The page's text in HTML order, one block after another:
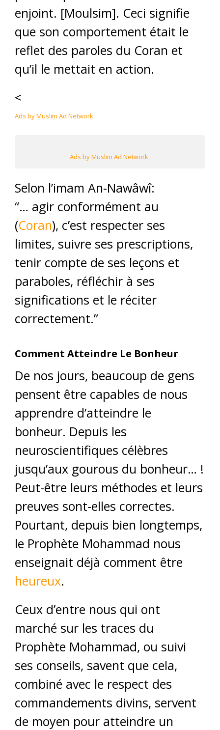
enjoint. [Moulsim]. Ceci signifie
que son comportement était le
reflet des paroles du Coran et
qu’il le mettait en action.
<
Ads by Muslim Ad Network
Ads by Muslim Ad Network
Selon l’imam An-Nawâwî:
“… agir conformément au
(Coran), c’est respecter ses
limites, suivre ses prescriptions,
tenir compte de ses leçons et
paraboles, réfléchir à ses
significations et le réciter
correctement.”
Comment Atteindre Le Bonheur
De nos jours, beaucoup de gens
pensent être capables de nous
apprendre d’atteindre le
bonheur. Depuis les
neuroscientifiques célèbres
jusqu’aux gourous du bonheur… !
Peut-être leurs méthodes et leurs
preuves sont-elles correctes.
Pourtant, depuis bien longtemps,
le Prophète Mohammad nous
enseignait déjà comment être
heureux.
Ceux d’entre nous qui ont
marché sur les traces du
Prophète Mohammad, ou suivi
ses conseils, savent que cela,
combiné avec le respect des
commandements divins, servent
de moyen pour atteindre un